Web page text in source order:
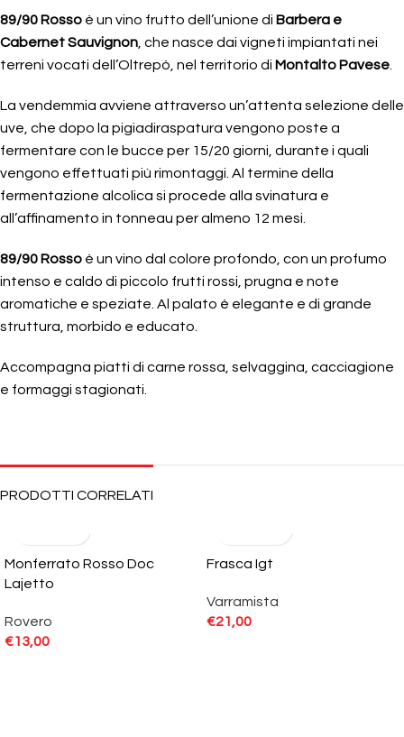
89/90 Rosso è un vino frutto dell’unione di Barbera e
Cabernet Sauvignon , che nasce dai vigneti impiantati nei
terreni vocati dell’Oltrepò, nel territorio di Montalto Pavese
La vendemmia avviene attraverso un’attenta selezione delle
uve, che dopo la pigiadiraspatura vengono poste a
fermentare con le bucce per 15/20 giorni, durante i quali
vengono effettuati più rimontaggi. Al termine della
fermentazione alcolica si procede alla svinatura e
all’affinamento in tonneau per almeno 12 mesi.
89/90 Rosso è un vino dal colore profondo, con un profumo
intenso e caldo di piccolo frutti rossi, prugna e note
aromatiche e speziate. Al palato è elegante e di grande
struttura, morbido e educato.
Accompagna piatti di carne rossa, selvaggina, cacciagione
e formaggi stagionati.
PRODOTTI CORRELATI
Monferrato Rosso Doc
Lajetto
Rovero
€13,00
Frasca Igt
Varramista
€21,00